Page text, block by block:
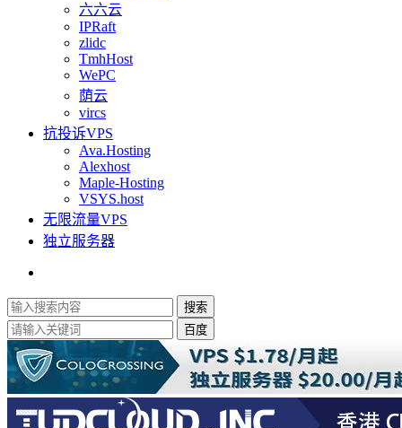
六六云
IPRaft
zlidc
TmhHost
WePC
荫云
vircs
抗投诉VPS
Ava.Hosting
Alexhost
Maple-Hosting
VSYS.host
无限流量VPS
独立服务器